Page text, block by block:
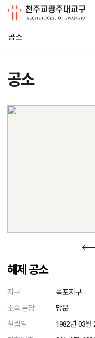
공소
공소
해제 공소
지구
목포지구
소속 본당
망운
설립일
1982년 03월